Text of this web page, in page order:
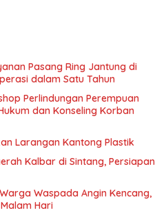
Pasang Ring Jantung di
dalam Satu Tahun
Perlindungan Perempuan
dan Konseling Korban
Larangan Kantong Plastik
Kalbar di Sintang, Persiapan
Waspada Angin Kencang,
Hari